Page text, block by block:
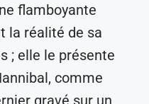
flamboyante
la réalité de sa
; elle le présente
comme
gravé sur un